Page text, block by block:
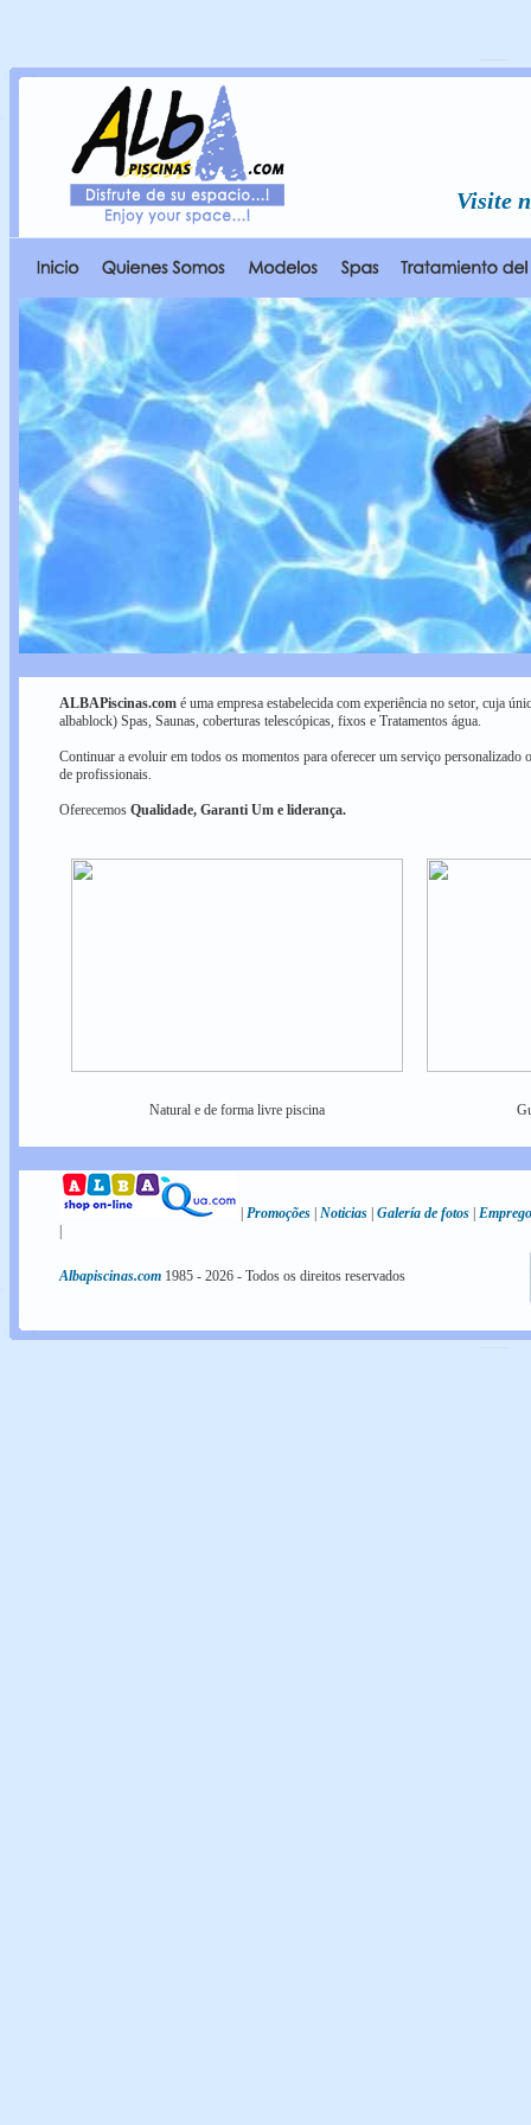
Visite
ALBAPiscinas.com é uma empresa estabelecida com experiência no setor, cuja
albablock) Spas, Saunas, coberturas telescópicas, fixos e Tratamentos água.
Continuar a evoluir em todos os momentos para oferecer um serviço personalizado
de profissionais.
Oferecemos Qualidade, Garanti Um e liderança.
Natural e de forma livre piscina
Promoções Noticias Galería de fotos Emprego
Albapiscinas.com 1985 - 2026 - Todos os direitos reservados